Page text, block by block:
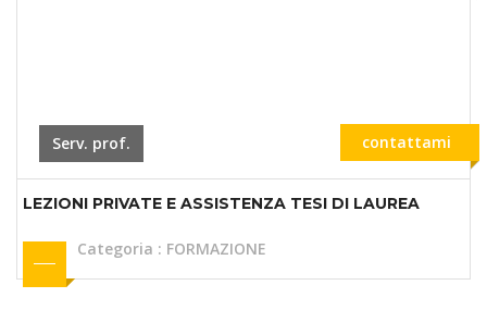
Serv. prof. contattami
LEZIONI PRIVATE E ASSISTENZA TESI DI LAUREA
Categoria : FORMAZIONE